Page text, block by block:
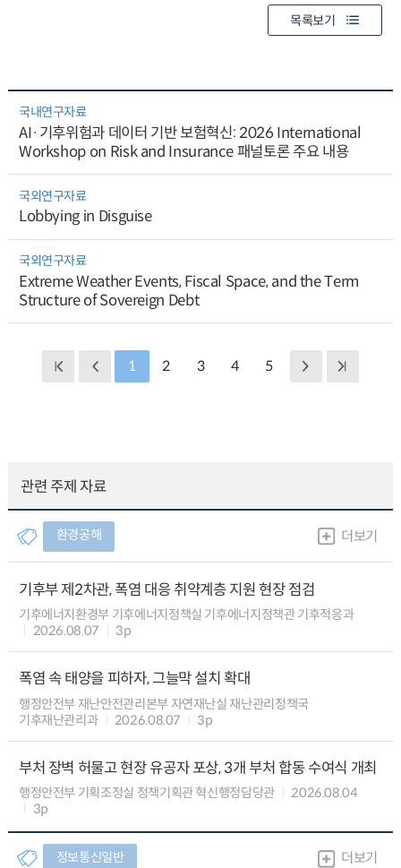
목록보기
국내연구자료
AI·기후위험과 데이터 기반 보험혁신: 2026 International
Workshop on Risk and Insurance 패널토론 주요 내용
국외연구자료
Lobbying in Disguise
국외연구자료
Extreme Weather Events, Fiscal Space, and the Term
Structure of Sovereign Debt
1 2 3 4 5
관련 주제 자료
환경공해 더보기
기후부 제2차관, 폭염 대응 취약계층 지원 현장 점검
기후에너지환경부 기후에너지정책실 기후에너지정책관 기후적응과
2026.08.07
3p
폭염 속 태양을 피하자, 그늘막 설치 확대
행정안전부 재난안전관리본부 자연재난실 재난관리정책국
기후재난관리과
2026.08.07 3p
부처 장벽 허물고 현장 유공자 포상, 3개 부처 합동 수여식 개최
행정안전부 기획조정실 정책기획관 혁신행정담당관
2026.08.04
3p
정보통신일반 더보기